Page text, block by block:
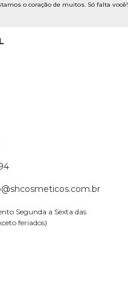
o coração de muitos. Só falta você!
Segunda a Sexta das
feriados)